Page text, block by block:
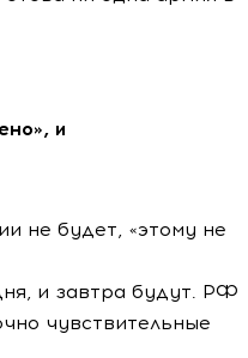
и
не будет, «этому не
и завтра будут. РФ
чувствительные